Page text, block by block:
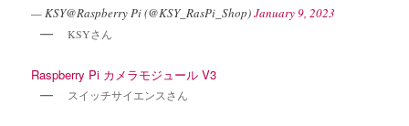
— KSY@Raspberry Pi (@KSY_RasPi_Shop)January 9, 2023
KSYさん
Raspberry Pi カメラモジュール V3
スイッチサイエンスさん